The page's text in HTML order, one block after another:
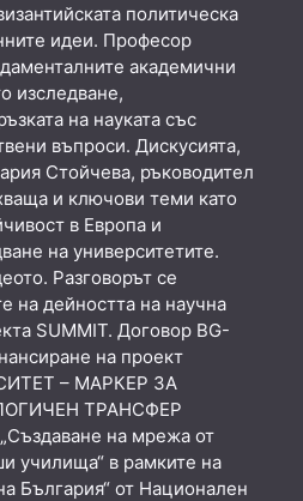
политическа
идеи. Професор
академични
изследване,
на науката със
въпроси. Дискусията,
Стойчева, ръководител
и ключови теми като
в Европа и
на университетите.
Разговорът се
на дейността на научна
SUMMIT. Договор BG-
на проект
– МАРКЕР ЗА
ТРАНСФЕР
на мрежа от
училища“ в рамките на
България“ от Национален